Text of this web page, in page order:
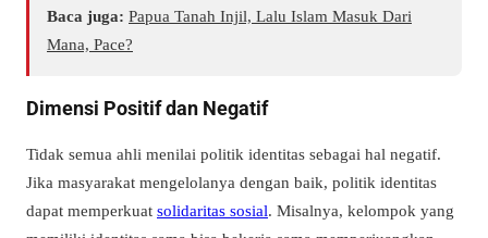
Baca juga: Papua Tanah Injil, Lalu Islam Masuk Dari
Mana, Pace?
Dimensi Positif dan Negatif
Tidak semua ahli menilai politik identitas sebagai hal negatif.
Jika masyarakat mengelolanya dengan baik, politik identitas
dapat memperkuat solidaritas sosial. Misalnya, kelompok yang